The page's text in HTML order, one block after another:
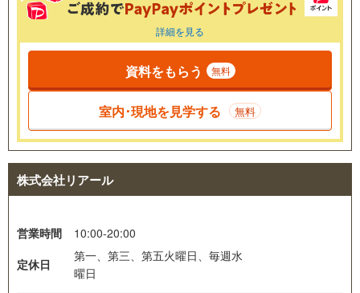
詳細を見る
資料をもらう 無料
室内･現地を見学する 無料
株式会社リアール
営業時間
10:00-20:00
定休日
第一、第三、第五火曜日、毎週水
曜日